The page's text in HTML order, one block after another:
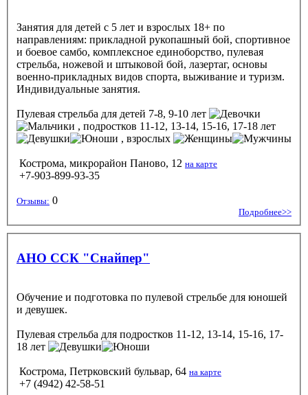
Занятия для детей с 5 лет и взрослых 18+ по
направлениям: прикладной рукопашный бой, спортивное
и боевое самбо, комплексное единоборство, пулевая
стрельба, ножевой и штыковой бой, лазертаг, основы
военно-прикладных видов спорта, выживание и туризм.
Индивидуальные занятия.
Пулевая стрельба для детей 7-8, 9-10 лет
, подростков 11-12, 13-14, 15-16, 17-18 лет
, взрослых
Кострома, микрорайон Паново, 12 на карте
+7-903-899-93-35
Отзывы: 0
Подробнее>>
АНО ССК "Снайпер"
Обучение и подготовка по пулевой стрельбе для юношей
и девушек.
Пулевая стрельба для подростков 11-12, 13-14, 15-16, 17-
18 лет
Кострома, Петрковский бульвар, 64 на карте
+7 (4942) 42-58-51